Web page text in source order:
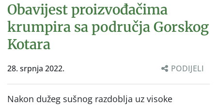
Obavijest proizvođačima
krumpira sa područja Gorskog
Kotara
28. srpnja 2022. PODIJELI
Nakon dužeg sušnog razdoblja uz visoke